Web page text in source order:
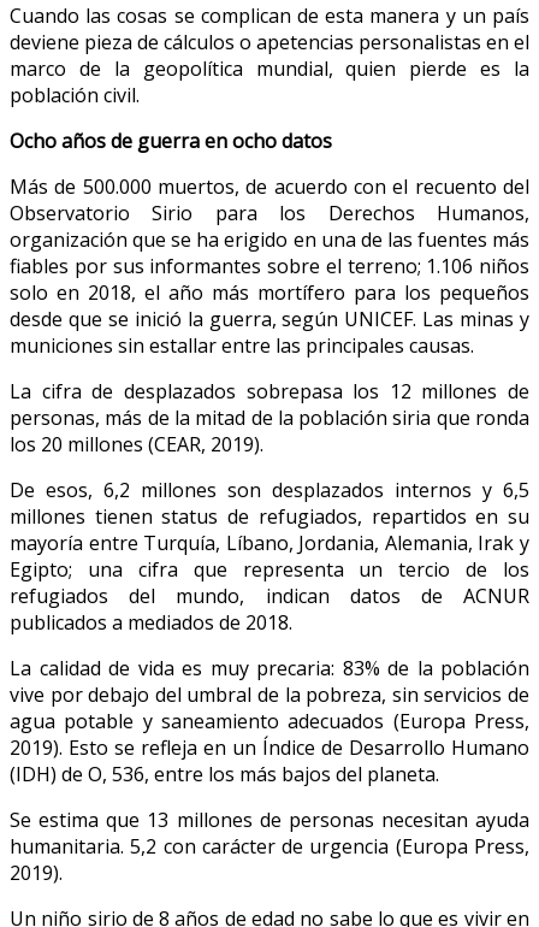
Cuando las cosas se complican de esta manera y un país
deviene pieza de cálculos o apetencias personalistas en el
marco de la geopolítica mundial, quien pierde es la
población civil.
Ocho años de guerra en ocho datos
Más de 500.000 muertos, de acuerdo con el recuento del
Observatorio Sirio para los Derechos Humanos,
organización que se ha erigido en una de las fuentes más
fiables por sus informantes sobre el terreno; 1.106 niños
solo en 2018, el año más mortífero para los pequeños
desde que se inició la guerra, según UNICEF. Las minas y
municiones sin estallar entre las principales causas.
La cifra de desplazados sobrepasa los 12 millones de
personas, más de la mitad de la población siria que ronda
los 20 millones (CEAR, 2019).
De esos, 6,2 millones son desplazados internos y 6,5
millones tienen status de refugiados, repartidos en su
mayoría entre Turquía, Líbano, Jordania, Alemania, Irak y
Egipto; una cifra que representa un tercio de los
refugiados del mundo, indican datos de ACNUR
publicados a mediados de 2018.
La calidad de vida es muy precaria: 83% de la población
vive por debajo del umbral de la pobreza, sin servicios de
agua potable y saneamiento adecuados (Europa Press,
2019). Esto se refleja en un Índice de Desarrollo Humano
(IDH) de O, 536, entre los más bajos del planeta.
Se estima que 13 millones de personas necesitan ayuda
humanitaria. 5,2 con carácter de urgencia (Europa Press,
2019).
Un niño sirio de 8 años de edad no sabe lo que es vivir en